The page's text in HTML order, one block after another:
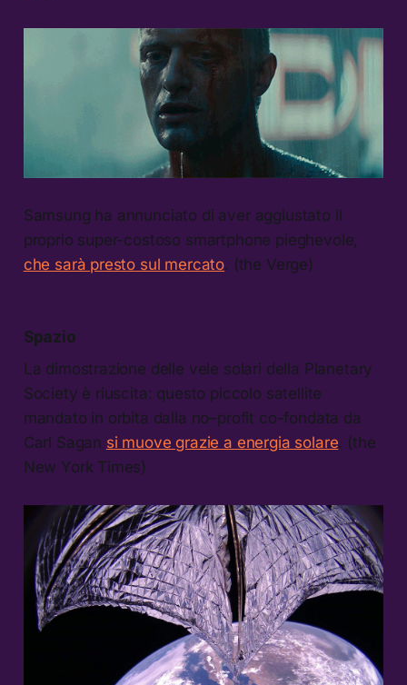
Samsung ha annunciato di aver aggiustato il
proprio super-costoso smartphone pieghevole,
che sarà presto sul mercato. (the Verge)
Spazio
La dimostrazione delle vele solari della Planetary
Society è riuscita: questo piccolo satellite
mandato in orbita dalla no–profit co-fondata da
Carl Sagan si muove grazie a energia solare. (the
New York Times)